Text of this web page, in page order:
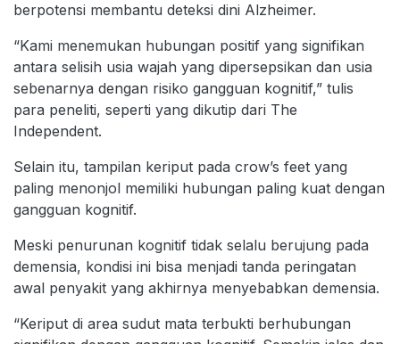
berpotensi membantu deteksi dini Alzheimer.
“Kami menemukan hubungan positif yang signifikan
antara selisih usia wajah yang dipersepsikan dan usia
sebenarnya dengan risiko gangguan kognitif,” tulis
para peneliti, seperti yang dikutip dari The
Independent.
Selain itu, tampilan keriput pada crow’s feet yang
paling menonjol memiliki hubungan paling kuat dengan
gangguan kognitif.
Meski penurunan kognitif tidak selalu berujung pada
demensia, kondisi ini bisa menjadi tanda peringatan
awal penyakit yang akhirnya menyebabkan demensia.
“Keriput di area sudut mata terbukti berhubungan